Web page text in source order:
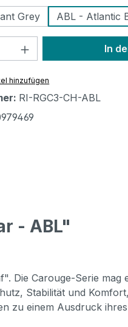
Grey
ABL - Atlantic
Gib den
In
hinzufügen
RI-RGC3-CH-ABL
- ABL"
Die Carouge-Serie mag
Stabilität und
zu einem Ausdruck